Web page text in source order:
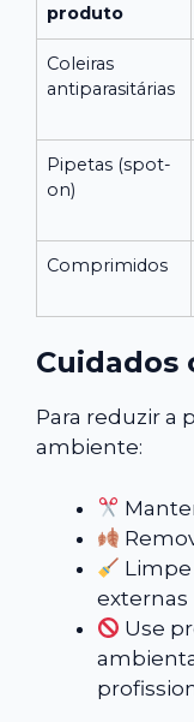
produto
Coleiras
antiparasitárias
Pipetas (spot-
on)
Comprimidos
Cuidados
Para reduzir a
ambiente:
externas
Use